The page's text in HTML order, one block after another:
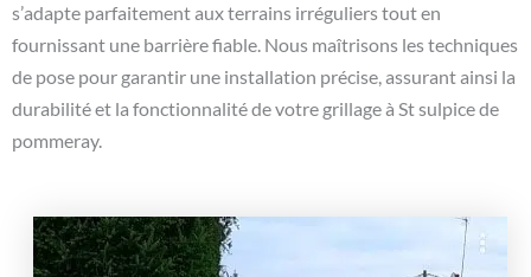
s’adapte parfaitement aux terrains irréguliers tout en
fournissant une barrière fiable. Nous maîtrisons les techniques
de pose pour garantir une installation précise, assurant ainsi la
durabilité et la fonctionnalité de votre grillage à St sulpice de
pommeray.